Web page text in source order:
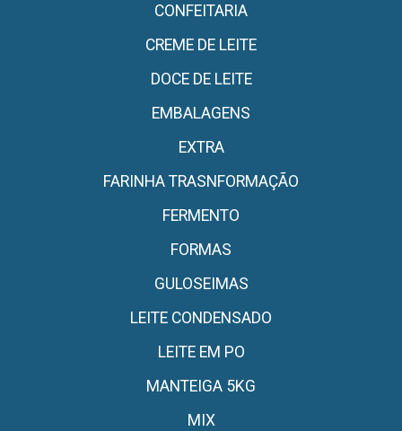
CONFEITARIA
CREME DE LEITE
DOCE DE LEITE
EMBALAGENS
EXTRA
FARINHA TRASNFORMAÇÃO
FERMENTO
FORMAS
GULOSEIMAS
LEITE CONDENSADO
LEITE EM PO
MANTEIGA 5KG
MIX